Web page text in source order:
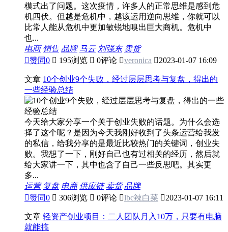
模式出了问题。这次疫情，许多人的正常思维是感到危
机四伏。但越是危机中，越该运用逆向思维，你就可以
比常人能从危机中更加敏锐地嗅出巨大商机。危机中
也...
电商 销售 品牌 马云 刘强东 卖货
赞同0  195浏览  0评论 veronica 2023-01-07 16:09
文章 10个创业9个失败，经过层层思考与复盘，得出的
一些经验总结
今天给大家分享一个关于创业失败的话题。为什么会选
择了这个呢？是因为今天我刚好收到了头条运营给我发
的私信，给我分享的是最近比较热门的关键词，创业失
败。我想了一下，刚好自己也有过相关的经历，然后就
给大家讲一下，其中也含了自己一些反思吧。其实更
多...
运营 复盘 电商 供应链 卖货 品牌
赞同0  306浏览  0评论 lbc辣白菜 2023-01-07 16:11
文章 轻资产创业项目：二人团队月入10万，只要有电脑
就能搞